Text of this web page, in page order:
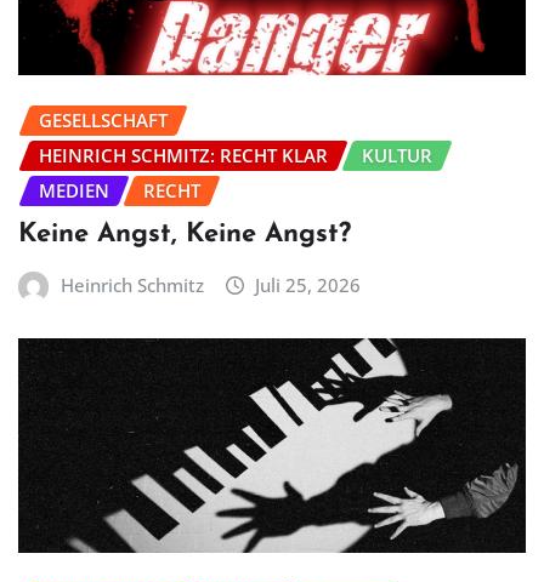
GESELLSCHAFT
HEINRICH SCHMITZ: RECHT KLAR
KULTUR
MEDIEN
RECHT
Keine Angst, Keine Angst?
Heinrich Schmitz Juli 25, 2026